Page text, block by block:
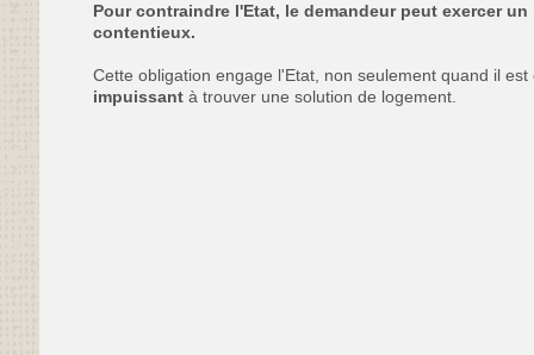
Pour contraindre l'Etat, le demandeur peut exercer
contentieux.
Cette obligation engage l'Etat, non seulement quand il est
impuissantà trouver une solution de logement.